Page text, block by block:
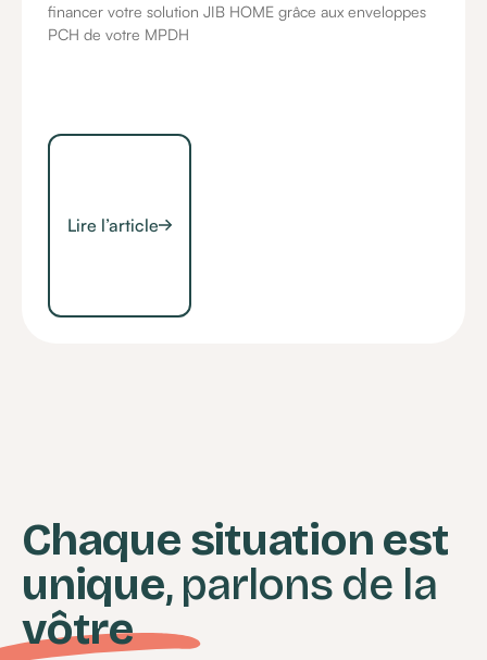
financer votre solution JIB HOME grâce aux enveloppes
PCH de votre MPDH
Lire l’article
Chaque situation est
unique, parlons de la
vôtre